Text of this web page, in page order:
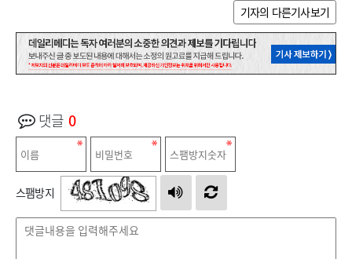
기자의 다른기사보기
댓글 0
스팸방지